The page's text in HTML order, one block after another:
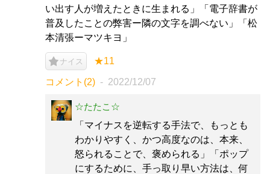
い出す人が増えたときに生まれる」「電子辞書が
普及したことの弊害ー隣の文字を調べない」「松
本清張ーマツキヨ」
ナイス ★11
コメント(2) 2022/12/07
☆たたこ☆
「マイナスを逆転する手法で、もっとも
わかりやすく、かつ高度なのは、本来、
怒られることで、褒められる」「ポップ
にするために、手っ取り早い方法は、何